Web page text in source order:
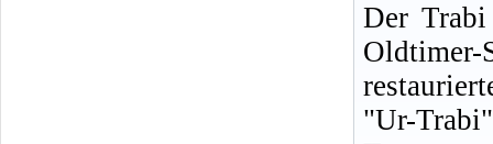
Der
"Ur-